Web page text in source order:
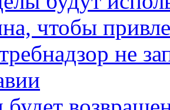
чтобы
не